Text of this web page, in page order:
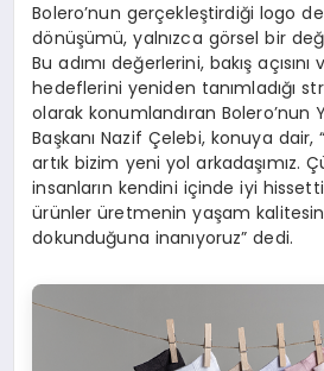
Bolero’nun gerçekleştirdiği logo
dönüşümü, yalnızca görsel bir
Bu adımı değerlerini, bakış
hedeflerini yeniden tanımladığı
olarak konumlandıran Bolero’nun
Başkanı Nazif Çelebi, konuya
artık bizim yeni yol arkadaşımız.
insanların kendini içinde iyi
ürünler üretmenin yaşam
dokunduğuna inanıyoruz” dedi.